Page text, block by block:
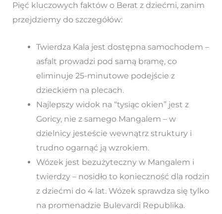
Pięć kluczowych faktów o Berat z dziećmi, zanim
przejdziemy do szczegółów:
Twierdza Kala jest dostępna samochodem –
asfalt prowadzi pod samą bramę, co
eliminuje 25-minutowe podejście z
dzieckiem na plecach.
Najlepszy widok na “tysiąc okien” jest z
Goricy, nie z samego Mangalem – w
dzielnicy jesteście wewnątrz struktury i
trudno ogarnąć ją wzrokiem.
Wózek jest bezużyteczny w Mangalem i
twierdzy – nosidło to konieczność dla rodzin
z dziećmi do 4 lat. Wózek sprawdza się tylko
na promenadzie Bulevardi Republika.